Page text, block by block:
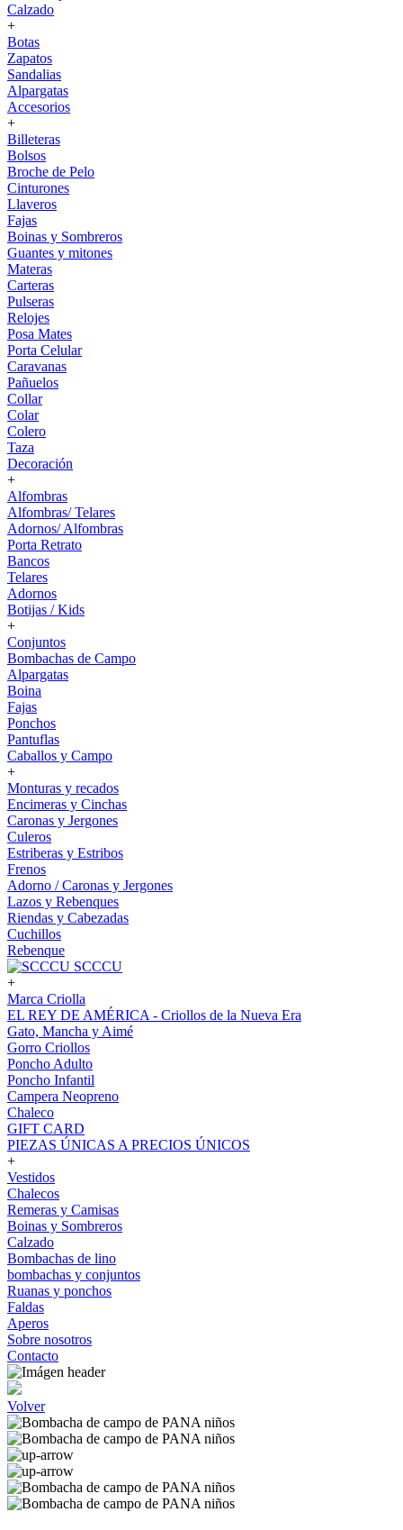
Calzado
+
Botas
Zapatos
Sandalias
Alpargatas
Accesorios
+
Billeteras
Bolsos
Broche de Pelo
Cinturones
Llaveros
Fajas
Boinas y Sombreros
Guantes y mitones
Materas
Carteras
Pulseras
Relojes
Posa Mates
Porta Celular
Caravanas
Pañuelos
Collar
Colar
Colero
Taza
Decoración
+
Alfombras
Alfombras/ Telares
Adornos/ Alfombras
Porta Retrato
Bancos
Telares
Adornos
Botijas / Kids
+
Conjuntos
Bombachas de Campo
Alpargatas
Boina
Fajas
Ponchos
Pantuflas
Caballos y Campo
+
Monturas y recados
Encimeras y Cinchas
Caronas y Jergones
Culeros
Estriberas y Estribos
Frenos
Adorno / Caronas y Jergones
Lazos y Rebenques
Riendas y Cabezadas
Cuchillos
Rebenque
SCCCU
+
Marca Criolla
EL REY DE AMÉRICA - Criollos de la Nueva Era
Gato, Mancha y Aimé
Gorro Criollos
Poncho Adulto
Poncho Infantil
Campera Neopreno
Chaleco
GIFT CARD
PIEZAS ÚNICAS A PRECIOS ÚNICOS
+
Vestidos
Chalecos
Remeras y Camisas
Boinas y Sombreros
Calzado
Bombachas de lino
bombachas y conjuntos
Ruanas y ponchos
Faldas
Aperos
Sobre nosotros
Contacto
Volver